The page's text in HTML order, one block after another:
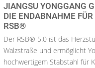
JIANGSU YONGGANG
DIE ENDABNAHME
RSB®
Der RSB® 5.0 ist das
Walzstraße und ermöglicht
hochwertigem Stabstahl für